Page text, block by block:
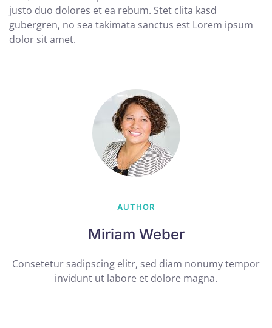
justo duo dolores et ea rebum. Stet clita kasd
gubergren, no sea takimata sanctus est Lorem ipsum
dolor sit amet.
AUTHOR
Miriam Weber
Consetetur sadipscing elitr, sed diam nonumy tempor
invidunt ut labore et dolore magna.